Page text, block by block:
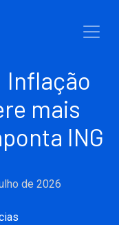
Inflação
mais
ING
de 2026